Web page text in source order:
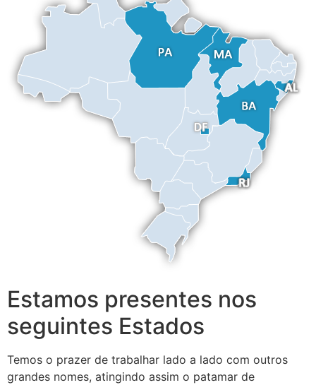
Estamos presentes nos
seguintes Estados
Temos o prazer de trabalhar lado a lado com outros
grandes nomes, atingindo assim o patamar de